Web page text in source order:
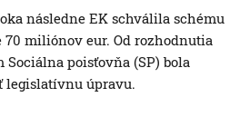
následne EK schválila schému
miliónov eur. Od rozhodnutia
Sociálna poisťovňa (SP) bola
úpravu.